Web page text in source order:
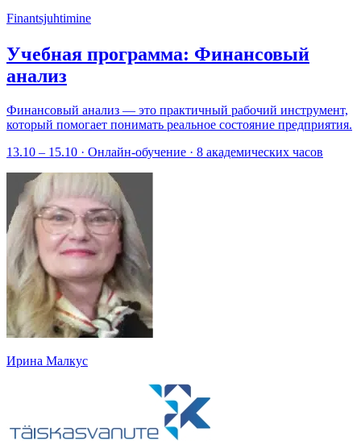
Finantsjuhtimine
Учебная программа: Финансовый
анализ
Финансовый анализ — это практичный рабочий инструмент,
который помогает понимать реальное состояние предприятия.
13.10 – 15.10 · Онлайн-обучение · 8 академических часов
Ирина Малкус